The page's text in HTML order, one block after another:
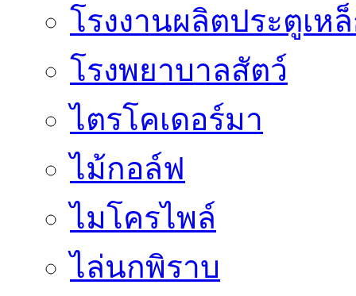
โรงงานผลิตประตูเห
โรงพยาบาลสัตว์
ไตรโคเดอร์มา
ไม้กอล์ฟ
ไมโครไพล์
ไล่นกพิราบ